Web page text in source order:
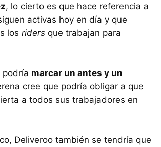
, lo cierto es que hace referencia a
activas hoy en día y que
los riders que trabajan para
podría marcar un antes y un
cree que podría obligar a que
a todos sus trabajadores en
Deliveroo también se tendría que